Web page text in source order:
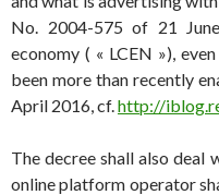
No. 2004-575 of 21
economy ( « LCEN »),
been more than recently
April 2016, cf.http://
The decree shall also deal
online platform operator